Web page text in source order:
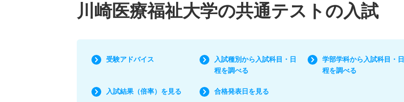
川崎医療福祉大学の共通テストの入試
受験アドバイス
入試種別から入試科目・日
程を調べる
学部学科から入試科目・日
程を調べる
入試結果（倍率）を見る 合格発表日を見る